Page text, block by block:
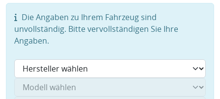
Die Angaben zu Ihrem Fahrzeug sind
unvollständig. Bitte vervollständigen Sie Ihre
Angaben.